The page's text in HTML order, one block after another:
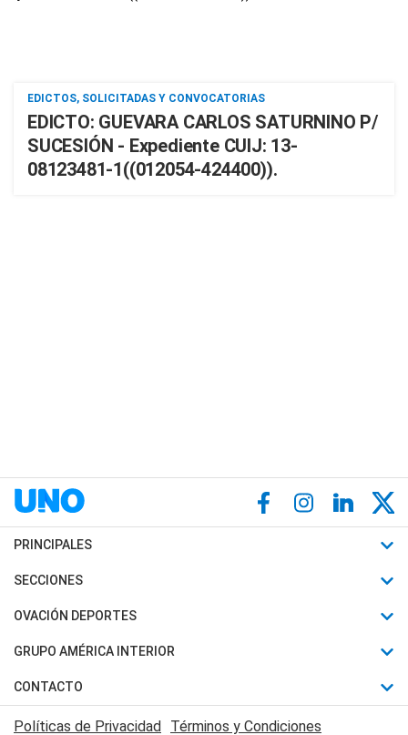
EDICTOS, SOLICITADAS Y CONVOCATORIAS
EDICTO: GUEVARA CARLOS SATURNINO P/
SUCESIÓN - Expediente CUIJ: 13-
08123481-1((012054-424400)).
PRINCIPALES
Últimas Noticias
Política
Judiciales
Economia
SECCIONES
Horóscopo
Motores
Trucos caseros
Series y Películas
OVACIÓN DEPORTES
Fútbol
Mundial
Automovilismo
GRUPO AMÉRICA INTERIOR
Canal 7 en Vivo
CONTACTO
Acerca de Nosotros
Políticas de Privacidad Términos y Condiciones